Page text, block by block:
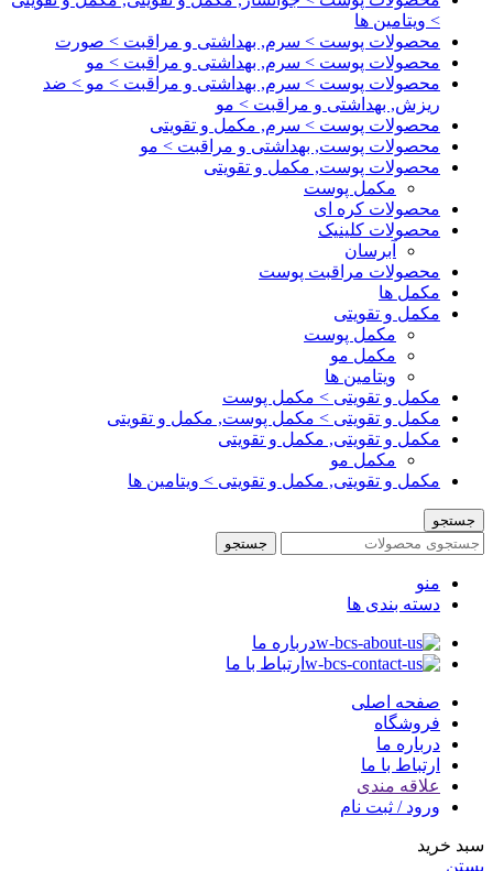
> ویتامین ها
محصولات پوست > سرم, بهداشتی و مراقبت > صورت
محصولات پوست > سرم, بهداشتی و مراقبت > مو
محصولات پوست > سرم, بهداشتی و مراقبت > مو > ضد
ریزش, بهداشتی و مراقبت > مو
محصولات پوست > سرم, مکمل و تقویتی
محصولات پوست, بهداشتی و مراقبت > مو
محصولات پوست, مکمل و تقویتی
مکمل پوست
محصولات کره ای
محصولات کلینیک
آبرسان
محصولات مراقبت پوست
مکمل ها
مکمل و تقویتی
مکمل پوست
مکمل مو
ویتامین ها
مکمل و تقویتی > مکمل پوست
مکمل و تقویتی > مکمل پوست, مکمل و تقویتی
مکمل و تقویتی, مکمل و تقویتی
مکمل مو
مکمل و تقویتی, مکمل و تقویتی > ویتامین ها
جستجو
جستجو
منو
دسته بندی ها
درباره ما
ارتباط با ما
صفحه اصلی
فروشگاه
درباره ما
ارتباط با ما
علاقه مندی
ورود / ثبت نام
سبد خرید
بستن